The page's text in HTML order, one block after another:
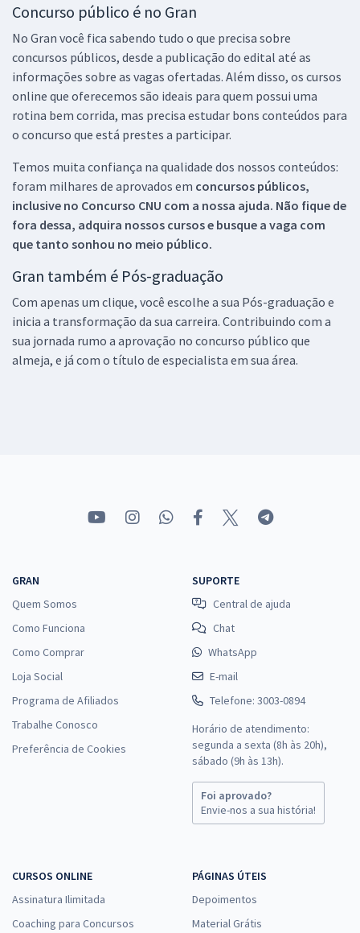
Concurso público é no Gran
No Gran você fica sabendo tudo o que precisa sobre
concursos públicos, desde a publicação do edital até as
informações sobre as vagas ofertadas. Além disso, os cursos
online que oferecemos são ideais para quem possui uma
rotina bem corrida, mas precisa estudar bons conteúdos para
o concurso que está prestes a participar.
Temos muita confiança na qualidade dos nossos conteúdos:
foram milhares de aprovados em concursos públicos,
inclusive no Concurso CNU com a nossa ajuda. Não fique de
fora dessa, adquira nossos cursos e busque a vaga com
que tanto sonhou no meio público.
Gran também é Pós-graduação
Com apenas um clique, você escolhe a sua Pós-graduação e
inicia a transformação da sua carreira. Contribuindo com a
sua jornada rumo a aprovação no concurso público que
almeja, e já com o título de especialista em sua área.
GRAN
Quem Somos
Como Funciona
Como Comprar
Loja Social
Programa de Afiliados
Trabalhe Conosco
Preferência de Cookies
SUPORTE
Central de ajuda
Chat
WhatsApp
E-mail
Telefone: 3003-0894
Horário de atendimento:
segunda a sexta (8h às 20h),
sábado (9h às 13h).
Foi aprovado?
Envie-nos a sua história!
CURSOS ONLINE
Assinatura Ilimitada
Coaching para Concursos
PÁGINAS ÚTEIS
Depoimentos
Material Grátis